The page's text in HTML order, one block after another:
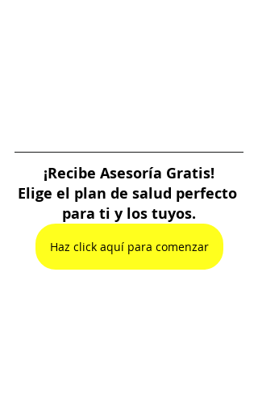
¡Recibe Asesoría Gratis!
Elige el plan de salud perfecto
para ti y los tuyos.
Haz click aquí para comenzar